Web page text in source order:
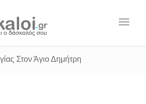
Στον Άγιο Δημήτρη